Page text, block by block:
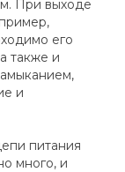
При выходе
его
также и
и
питания
много, и